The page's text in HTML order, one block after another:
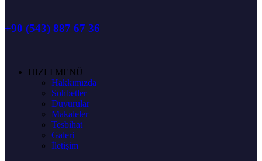
+90 (543) 887 67 36
HIZLI MENÜ
Hakkımızda
Sohbetler
Duyurular
Makaleler
Tesbihat
Galeri
İletişim